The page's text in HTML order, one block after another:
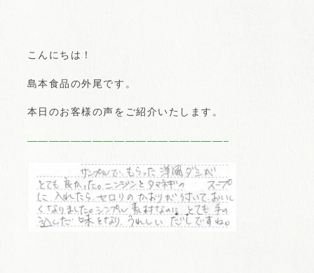
こんにちは！
島本食品の外尾です。
本日のお客様の声をご紹介いたします。
——————————————————–